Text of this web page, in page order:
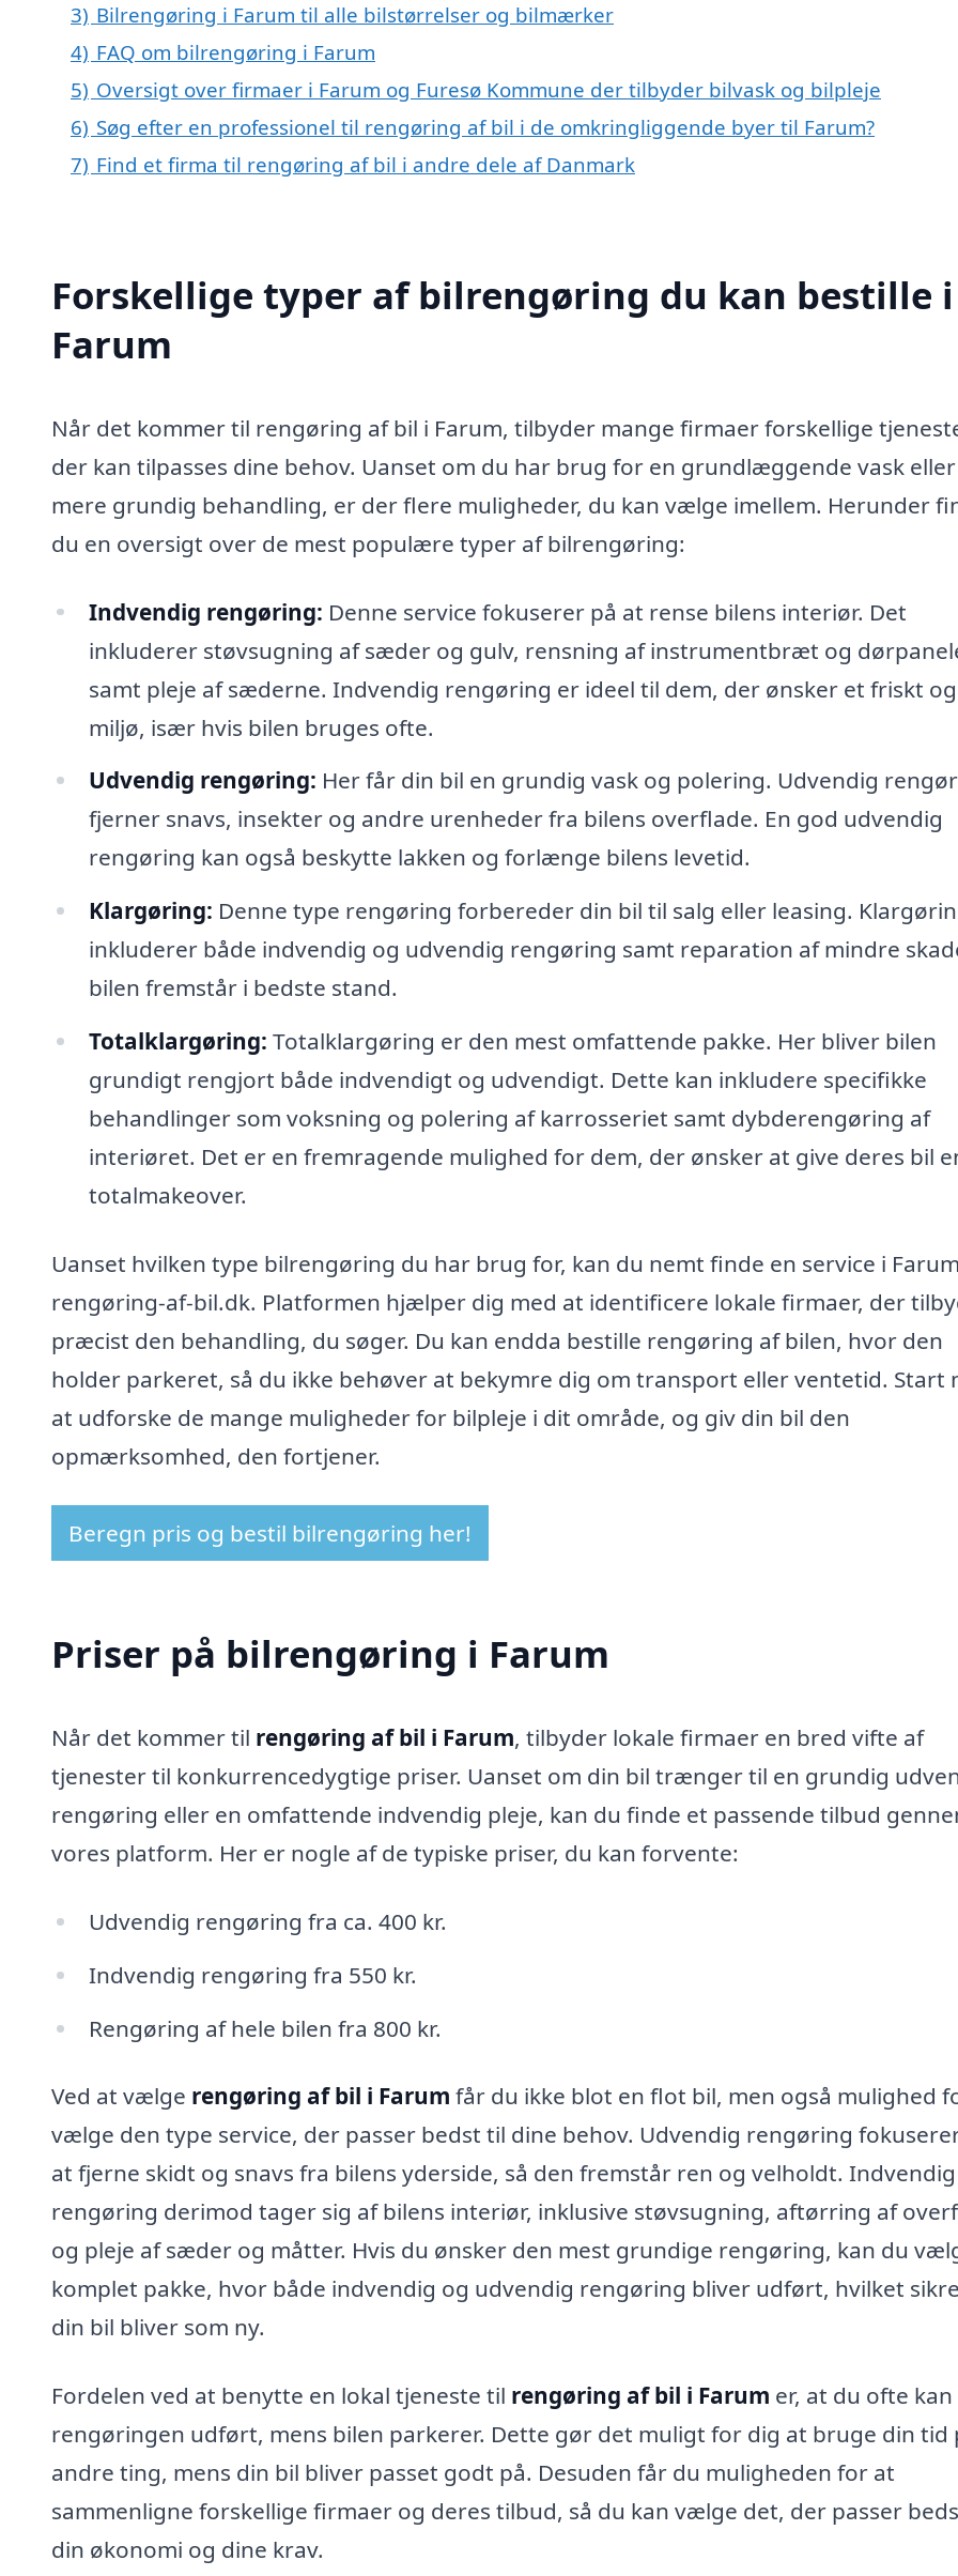
3) Bilrengøring i Farum til alle bilstørrelser og bilmærker
4) FAQ om bilrengøring i Farum
5) Oversigt over firmaer i Farum og Furesø Kommune der tilbyder bilvask og bilpleje
6) Søg efter en professionel til rengøring af bil i de omkringliggende byer til Farum?
7) Find et firma til rengøring af bil i andre dele af Danmark
Forskellige typer af bilrengøring du kan bestille i
Farum
Når det kommer til rengøring af bil i Farum, tilbyder mange firmaer forskellige
der kan tilpasses dine behov. Uanset om du har brug for en grundlæggende vask
mere grundig behandling, er der flere muligheder, du kan vælge imellem. Herunder
du en oversigt over de mest populære typer af bilrengøring:
Indvendig rengøring: Denne service fokuserer på at rense bilens interiør. Det
inkluderer støvsugning af sæder og gulv, rensning af instrumentbræt og
samt pleje af sæderne. Indvendig rengøring er ideel til dem, der ønsker et friskt
miljø, især hvis bilen bruges ofte.
Udvendig rengøring: Her får din bil en grundig vask og polering. Udvendig
fjerner snavs, insekter og andre urenheder fra bilens overflade. En god udvendig
rengøring kan også beskytte lakken og forlænge bilens levetid.
Klargøring: Denne type rengøring forbereder din bil til salg eller leasing.
inkluderer både indvendig og udvendig rengøring samt reparation af mindre
bilen fremstår i bedste stand.
Totalklargøring: Totalklargøring er den mest omfattende pakke. Her bliver bilen
grundigt rengjort både indvendigt og udvendigt. Dette kan inkludere specifikke
behandlinger som voksning og polering af karrosseriet samt dybderengøring af
interiøret. Det er en fremragende mulighed for dem, der ønsker at give deres bil
totalmakeover.
Uanset hvilken type bilrengøring du har brug for, kan du nemt finde en service i
rengøring-af-bil.dk. Platformen hjælper dig med at identificere lokale firmaer, der
præcist den behandling, du søger. Du kan endda bestille rengøring af bilen, hvor den
holder parkeret, så du ikke behøver at bekymre dig om transport eller ventetid. Start
at udforske de mange muligheder for bilpleje i dit område, og giv din bil den
opmærksomhed, den fortjener.
Beregn pris og bestil bilrengøring her!
Priser på bilrengøring i Farum
Når det kommer til rengøring af bil i Farum, tilbyder lokale firmaer en bred vifte af
tjenester til konkurrencedygtige priser. Uanset om din bil trænger til en grundig
rengøring eller en omfattende indvendig pleje, kan du finde et passende tilbud
vores platform. Her er nogle af de typiske priser, du kan forvente:
Udvendig rengøring fra ca. 400 kr.
Indvendig rengøring fra 550 kr.
Rengøring af hele bilen fra 800 kr.
Ved at vælge rengøring af bil i Farum får du ikke blot en flot bil, men også mulighed
vælge den type service, der passer bedst til dine behov. Udvendig rengøring
at fjerne skidt og snavs fra bilens yderside, så den fremstår ren og velholdt. Indvendig
rengøring derimod tager sig af bilens interiør, inklusive støvsugning, aftørring af
og pleje af sæder og måtter. Hvis du ønsker den mest grundige rengøring, kan du
komplet pakke, hvor både indvendig og udvendig rengøring bliver udført, hvilket
din bil bliver som ny.
Fordelen ved at benytte en lokal tjeneste til rengøring af bil i Farum er, at du ofte kan
rengøringen udført, mens bilen parkerer. Dette gør det muligt for dig at bruge din tid
andre ting, mens din bil bliver passet godt på. Desuden får du muligheden for at
sammenligne forskellige firmaer og deres tilbud, så du kan vælge det, der passer
din økonomi og dine krav.